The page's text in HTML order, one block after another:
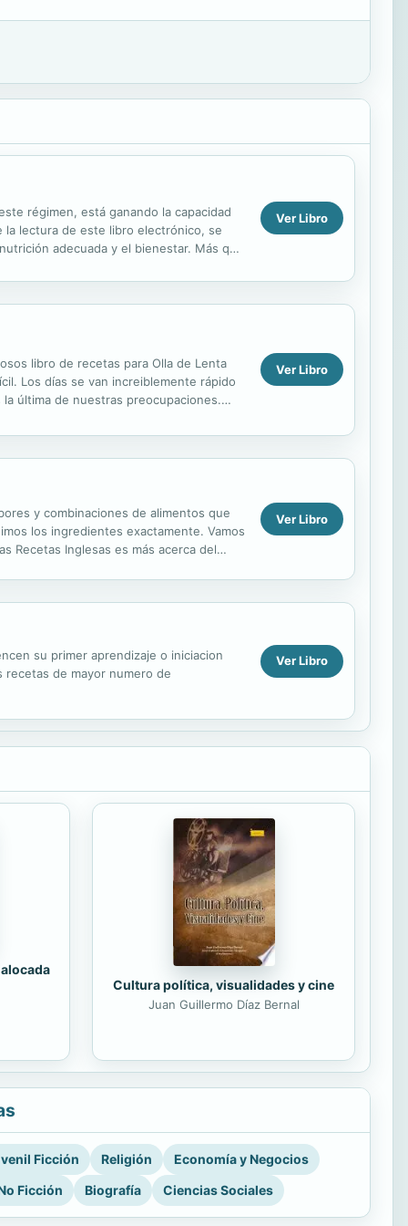
régimen, está ganando la capacidad
la lectura de este libro electrónico, se
adecuada y el bienestar. Más que
Ver Libro
libro de recetas para Olla de Lenta
Los días se van increiblemente rápido
última de nuestras preocupaciones.
Ver Libro
y combinaciones de alimentos que
los ingredientes exactamente. Vamos
Recetas Inglesas es más acerca del
Ver Libro
su primer aprendizaje o iniciacion
recetas de mayor numero de
Ver Libro
Cultura política, visualidades y cine
Juan Guillermo Díaz Bernal
Ficción Religión
Economía y Negocios
Ficción
Biografía Ciencias Sociales